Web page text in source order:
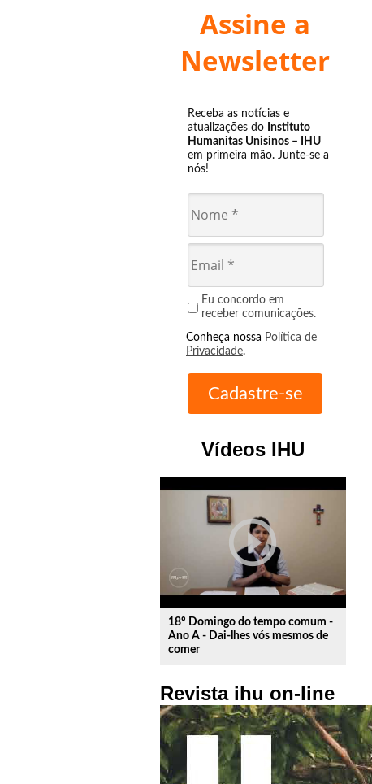
Assine a
Newsletter
Receba as notícias e
atualizações do Instituto
Humanitas Unisinos – IHU
em primeira mão. Junte-se a
nós!
Eu concordo em
receber comunicações.
Conheça nossa Política de
Privacidade.
Vídeos IHU
play_circle_outline
18º Domingo do tempo comum -
Ano A - Dai-lhes vós mesmos de
comer
Revista ihu on-line